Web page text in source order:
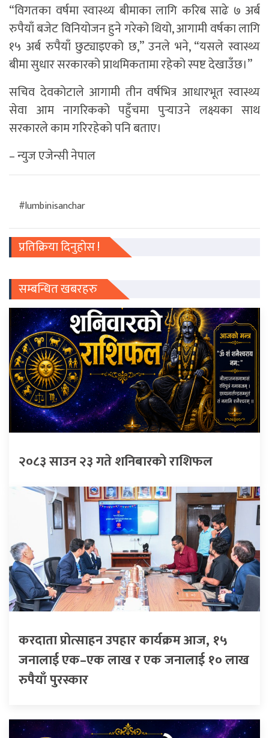
“विगतका वर्षमा स्वास्थ्य बीमाका लागि करिब साढे ७ अर्ब
रुपैयाँ बजेट विनियोजन हुने गरेको थियो, आगामी वर्षका लागि
१५ अर्ब रुपैयाँ छुट्याइएको छ,” उनले भने, “यसले स्वास्थ्य
बीमा सुधार सरकारको प्राथमिकतामा रहेको स्पष्ट देखाउँछ।”
सचिव देवकोटाले आगामी तीन वर्षभित्र आधारभूत स्वास्थ्य
सेवा आम नागरिकको पहुँचमा पुर्‍याउने लक्ष्यका साथ
सरकारले काम गरिरहेको पनि बताए।
– न्युज एजेन्सी नेपाल
#lumbinisanchar
प्रतिक्रिया दिनुहोस !
सम्बन्धित खबरहरु
२०८३ साउन २३ गते शनिबारको राशिफल
करदाता प्रोत्साहन उपहार कार्यक्रम आज, १५
जनालाई एक–एक लाख र एक जनालाई १० लाख
रुपैयाँ पुरस्कार